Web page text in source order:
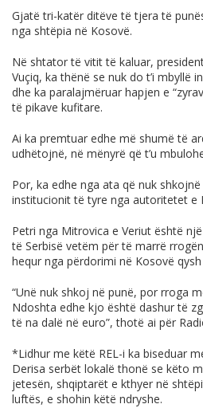
Gjatë tri-katër ditëve të tjera të
nga shtëpia në Kosovë.
Në shtator të vitit të kaluar,
Vuçiq, ka thënë se nuk do t’i mbyllë
dhe ka paralajmëruar hapjen e
të pikave kufitare.
Ai ka premtuar edhe më shumë të
udhëtojnë, në mënyrë që t’u
Por, ka edhe nga ata që nuk
institucionit të tyre nga autoritetet e
Petri nga Mitrovica e Veriut është
të Serbisë vetëm për të marrë
hequr nga përdorimi në Kosovë
“Unë nuk shkoj në punë, por rroga
Ndoshta edhe kjo është dashur të
të na dalë në euro”, thotë ai për
*Lidhur me këtë REL-i ka biseduar
Derisa serbët lokalë thonë se këto
jetesën, shqiptarët e kthyer në
luftës, e shohin këtë ndryshe.